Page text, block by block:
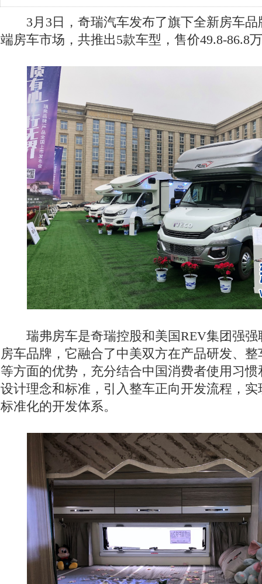
3月3日，奇瑞汽车发布了旗下全新房车
端房车市场，共推出5款车型，售价49.8-86.8
瑞弗房车是奇瑞控股和美国REV集团强强
房车品牌，它融合了中美双方在产品研发、
等方面的优势，充分结合中国消费者使用习
设计理念和标准，引入整车正向开发流程，
标准化的开发体系。